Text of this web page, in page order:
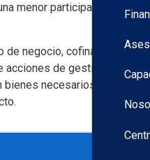
menor participación
negocio, cofinancia
acciones de gestión
necesarios para